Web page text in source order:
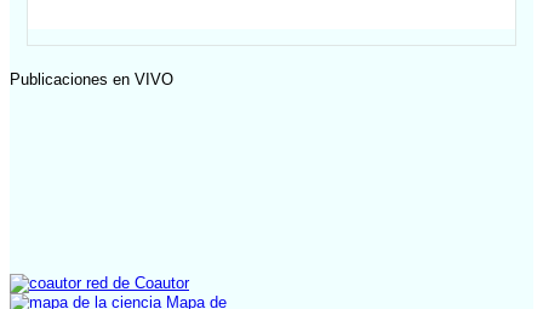
Publicaciones en VIVO
red de Coautor
Mapa de